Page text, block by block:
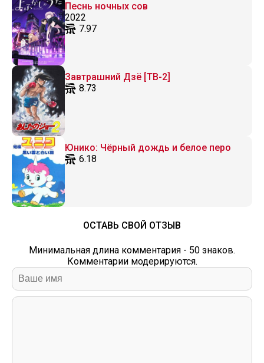
Песнь ночных сов
2022
7.97
Завтрашний Дзё [ТВ-2]
8.73
Юнико: Чёрный дождь и белое перо
6.18
ОСТАВЬ СВОЙ ОТЗЫВ
Минимальная длина комментария - 50 знаков.
Комментарии модерируются.